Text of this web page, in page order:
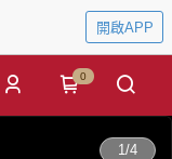
開啟APP
0
1/4